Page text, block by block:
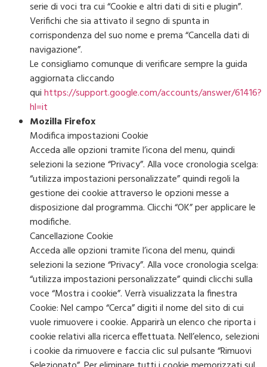
serie di voci tra cui “Cookie e altri dati di siti e plugin”.
Verifichi che sia attivato il segno di spunta in
corrispondenza del suo nome e prema “Cancella dati di
navigazione”.
Le consigliamo comunque di verificare sempre la guida
aggiornata cliccando
quihttps://support.google.com/accounts/answer/61416?
hl=it
Mozilla Firefox
Modifica impostazioni Cookie
Acceda alle opzioni tramite l’icona del menu, quindi
selezioni la sezione “Privacy”. Alla voce cronologia scelga:
“utilizza impostazioni personalizzate” quindi regoli la
gestione dei cookie attraverso le opzioni messe a
disposizione dal programma. Clicchi “OK” per applicare le
modifiche.
Cancellazione Cookie
Acceda alle opzioni tramite l’icona del menu, quindi
selezioni la sezione “Privacy”. Alla voce cronologia scelga:
“utilizza impostazioni personalizzate” quindi clicchi sulla
voce “Mostra i cookie”. Verrà visualizzata la finestra
Cookie: Nel campo “Cerca” digiti il nome del sito di cui
vuole rimuovere i cookie. Apparirà un elenco che riporta i
cookie relativi alla ricerca effettuata. Nell’elenco, selezioni
i cookie da rimuovere e faccia clic sul pulsante “Rimuovi